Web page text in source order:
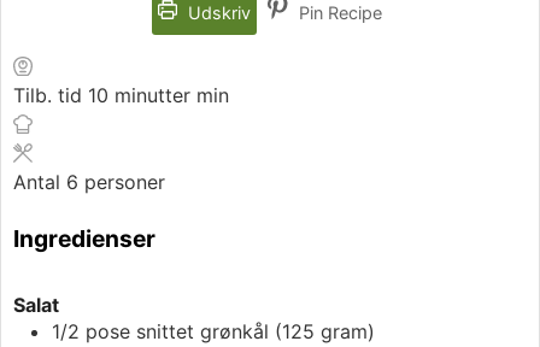
Udskriv Pin Recipe
Tilb. tid 10 minutter min
Antal 6 personer
Ingredienser
Salat
1/2 pose snittet grønkål (125 gram)